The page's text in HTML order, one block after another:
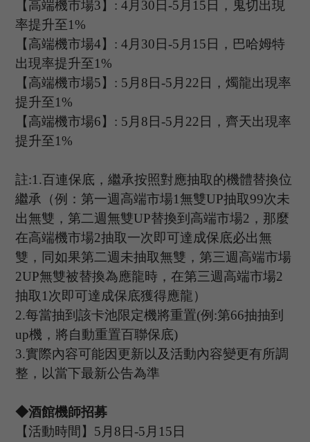
【高端機市場3】 : 4 月 30日-5 月 15日，鬼切出現
率提升至1%
【高端機市場4】 : 4 月 30日-5 月 15日， 巴哈姆特
出現率提升至1%
【高端機市場5】 : 5 月 8日-5 月 22 日，燭龍出現率
提升至1%
【高端機市場6】 : 5 月 8日-5 月 22 日，齊天出現率
提升至1%
註:1.百連保底，繼承按照對應抽取的機體替換位
繼承（例：第一週高端市場1 無雙UP抽取99次未
出無雙，第二週無雙UP替換到高端市場2 ，那麼
在高端機市場2抽取一次即可達成保底必出無
雙，同如果第二週未抽取無雙，第三週高端市場
2UP無雙被替換為應龍時，在第三週高端市場2
抽取 1 次即可達成保底獲得應龍）
2.每當抽到該卡池限定機將重置(例 :第66抽抽到
up機，將自動重置百聯保底)
3.實際內容可能因更新以及活動內容變更有所調
整，以當下最新公告為準
◆酒館機師招募
【活動時間】 5 月 8日-5 月 15日